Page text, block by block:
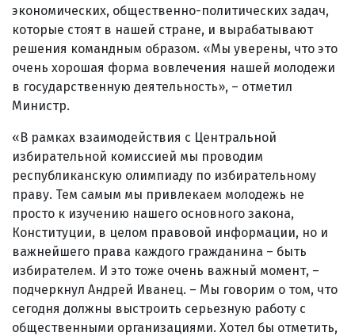
экономических, общественно-политических задач,
которые стоят в нашей стране, и вырабатывают
решения командным образом. «Мы уверены, что это
очень хорошая форма вовлечения нашей молодежи
в государственную деятельность», – отметил
Министр.
«В рамках взаимодействия с Центральной
избирательной комиссией мы проводим
республиканскую олимпиаду по избирательному
праву. Тем самым мы привлекаем молодежь не
просто к изучению нашего основного закона,
Конституции, в целом правовой информации, но и
важнейшего права каждого гражданина – быть
избирателем. И это тоже очень важный момент, –
подчеркнул Андрей Иванец. – Мы говорим о том, что
сегодня должны выстроить серьезную работу с
общественными организациями. Хотел бы отметить,